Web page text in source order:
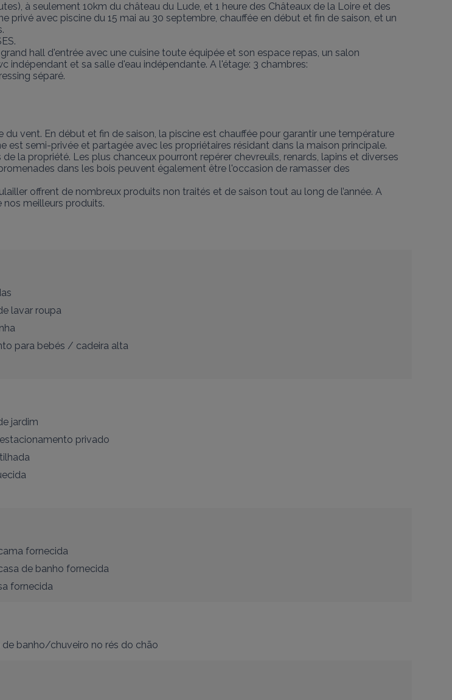
à seulement 10km du château du Lude, et 1 heure des Châteaux de la Loire et des
privé avec piscine du 15 mai au 30 septembre, chauffée en début et fin de saison, et un
hall d'entrée avec une cuisine toute équipée et son espace repas, un salon
indépendant et sa salle d'eau indépendante. A l'étage: 3 chambres:
vent. En début et fin de saison, la piscine est chauffée pour garantir une température
semi-privée et partagée avec les propriétaires résidant dans la maison principale.
la propriété. Les plus chanceux pourront repérer chevreuils, renards, lapins et diverses
dans les bois peuvent également être l'occasion de ramasser des
offrent de nombreux produits non traités et de saison tout au long de l’année. A
nos meilleurs produits.
lavar roupa
para bebés / cadeira alta
jardim
privado
fornecida
de banho fornecida
fornecida
de banho/chuveiro no rés do chão